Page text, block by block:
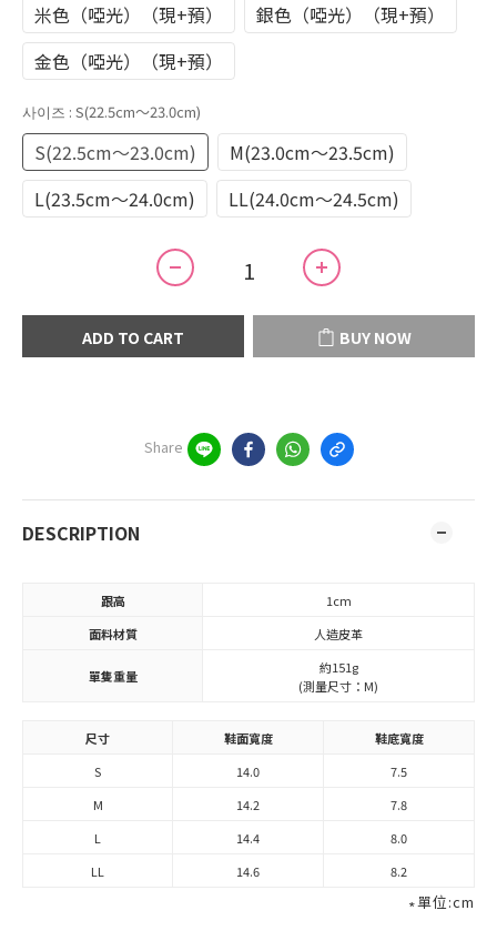
米色（啞光）（現+預）
銀色（啞光）（現+預）
金色（啞光）（現+預）
사이즈 : S(22.5cm～23.0cm)
S(22.5cm～23.0cm)
M(23.0cm～23.5cm)
L(23.5cm～24.0cm)
LL(24.0cm～24.5cm)
ADD TO CART BUY NOW
Share
DESCRIPTION
跟高
1cm
面料材質
人造皮革
單隻重量
約151g
(測量尺寸：M)
尺寸 鞋面寬度
鞋底寬度
S
14.0
7.5
M
14.2
7.8
L
14.4
8.0
LL
14.6 8.2
∗單位:cm